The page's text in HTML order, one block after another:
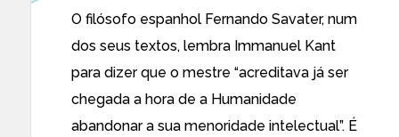
O filósofo espanhol Fernando Savater, num
dos seus textos, lembra Immanuel Kant
para dizer que o mestre “acreditava já ser
chegada a hora de a Humanidade
abandonar a sua menoridade intelectual”. É